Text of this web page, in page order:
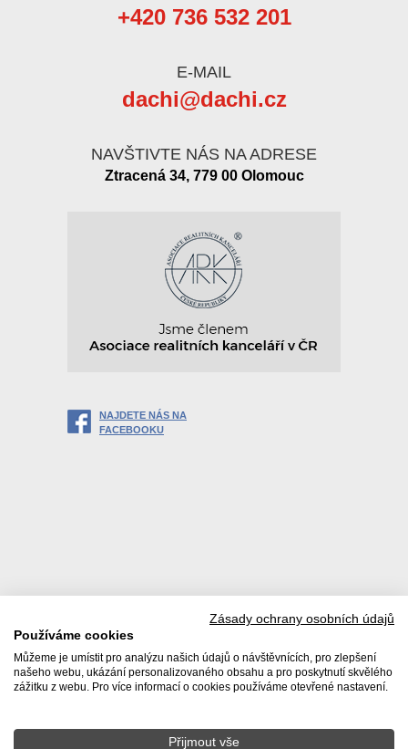
+420 736 532 201
E-MAIL
dachi@dachi.cz
NAVŠTIVTE NÁS NA ADRESE
Ztracená 34, 779 00 Olomouc
NAJDETE NÁS NA
FACEBOOKU
Zásady ochrany osobních údajů
Používáme cookies
Můžeme je umístit pro analýzu našich údajů o návštěvnících, pro zlepšení
našeho webu, ukázání personalizovaného obsahu a pro poskytnutí skvělého
zážitku z webu. Pro více informací o cookies používáme otevřené nastavení.
Přijmout vše